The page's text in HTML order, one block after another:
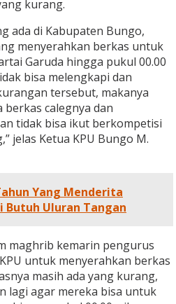
kurang.
ada di Kabupaten Bungo,
menyerahkan berkas untuk
Garuda hingga pukul 00.00
bisa melengkapi dan
tersebut, makanya
calegnya dan
tidak bisa ikut berkompetisi
jelas Ketua KPU Bungo M.
Yang Menderita
Butuh Uluran Tangan
maghrib kemarin pengurus
untuk menyerahkan berkas
masih ada yang kurang,
lagi agar mereka bisa untuk